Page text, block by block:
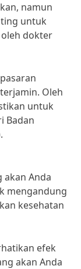
namun
untuk
dokter
Oleh
untuk
Badan
Anda
mengandung
kesehatan
efek
akan Anda